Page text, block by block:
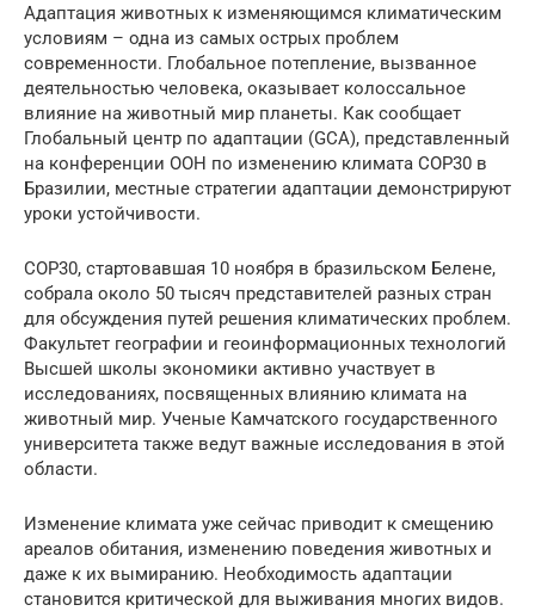
Адаптация животных к изменяющимся климатическим
условиям – одна из самых острых проблем
современности. Глобальное потепление, вызванное
деятельностью человека, оказывает колоссальное
влияние на животный мир планеты. Как сообщает
Глобальный центр по адаптации (GCA), представленный
на конференции ООН по изменению климата COP30 в
Бразилии, местные стратегии адаптации демонстрируют
уроки устойчивости.
COP30, стартовавшая 10 ноября в бразильском Белене,
собрала около 50 тысяч представителей разных стран
для обсуждения путей решения климатических проблем.
Факультет географии и геоинформационных технологий
Высшей школы экономики активно участвует в
исследованиях, посвященных влиянию климата на
животный мир. Ученые Камчатского государственного
университета также ведут важные исследования в этой
области.
Изменение климата уже сейчас приводит к смещению
ареалов обитания, изменению поведения животных и
даже к их вымиранию. Необходимость адаптации
становится критической для выживания многих видов.